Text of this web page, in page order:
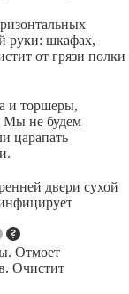
руки: шкафах,
от грязи полки
и торшеры,
Мы не будем
царапать
двери сухой
Отмоет
Очистит